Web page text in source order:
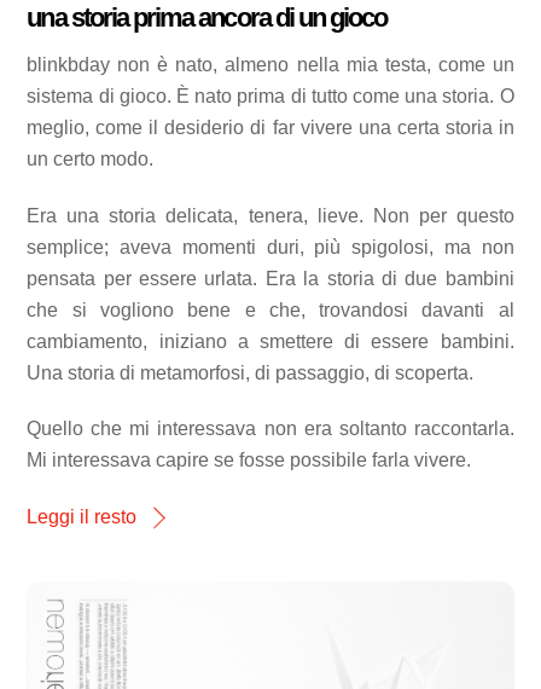
una storia prima ancora di un gioco
blinkbday non è nato, almeno nella mia testa, come un
sistema di gioco. È nato prima di tutto come una storia. O
meglio, come il desiderio di far vivere una certa storia in
un certo modo.
Era una storia delicata, tenera, lieve. Non per questo
semplice; aveva momenti duri, più spigolosi, ma non
pensata per essere urlata. Era la storia di due bambini
che si vogliono bene e che, trovandosi davanti al
cambiamento, iniziano a smettere di essere bambini.
Una storia di metamorfosi, di passaggio, di scoperta.
Quello che mi interessava non era soltanto raccontarla.
Mi interessava capire se fosse possibile farla vivere.
Leggi il resto